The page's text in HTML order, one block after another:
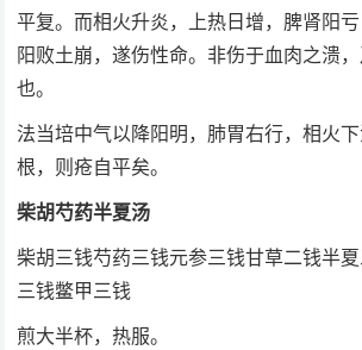
平复。而相火升炎，上热日增，脾肾阳
阳败土崩，遂伤性命。非伤于血肉之溃
也。
法当培中气以降阳明，肺胃右行，相火
根，则疮自平矣。
柴胡芍药半夏汤
柴胡三钱芍药三钱元参三钱甘草二钱半
三钱鳖甲三钱
煎大半杯，热服。